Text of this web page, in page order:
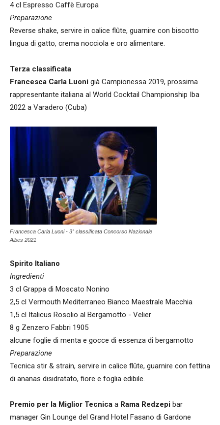
4 cl Espresso Caffè Europa
Preparazione
Reverse shake, servire in calice flûte, guarnire con biscotto
lingua di gatto, crema nocciola e oro alimentare.
Terza classificata
Francesca Carla Luoni già Campionessa 2019, prossima
rappresentante italiana al World Cocktail Championship Iba
2022 a Varadero (Cuba)
Francesca Carla Luoni - 3° classificata Concorso Nazionale
Aibes 2021
Spirito Italiano
Ingredienti
3 cl Grappa di Moscato Nonino
2,5 cl Vermouth Mediterraneo Bianco Maestrale Macchia
1,5 cl Italicus Rosolio al Bergamotto - Velier
8 g Zenzero Fabbri 1905
alcune foglie di menta e gocce di essenza di bergamotto
Preparazione
Tecnica stir & strain, servire in calice flûte, guarnire con fettina
di ananas disidratato, fiore e foglia edibile.
Premio per la Miglior Tecnica a Rama Redzepi bar
manager Gin Lounge del Grand Hotel Fasano di Gardone